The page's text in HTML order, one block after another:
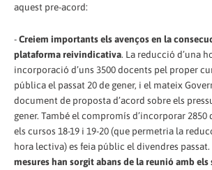
aquest pre-acord:
-Creiem importants els avenços en la
plataforma reivindicativa. La reducció d’una
incorporació d’uns 3500 docents pel proper
pública el passat 20 de gener, i el mateix
document de proposta d’acord sobre els
gener. També el compromís d’incorporar
els cursos 18-19 i 19-20 (que permetria la
hora lectiva) es feia públic el divendres passat.
mesures han sorgit abans de la reunió amb